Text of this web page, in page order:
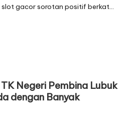
gacor sorotan positif berkat…
Negeri Pembina Lubuk
dengan Banyak